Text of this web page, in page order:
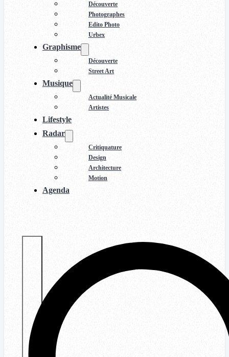
Découverte
Photographes
Edito Photo
Urbex
Graphisme
Découverte
Street Art
Musique
Actualité Musicale
Artistes
Lifestyle
Radar
Critiquature
Design
Architecture
Motion
Agenda